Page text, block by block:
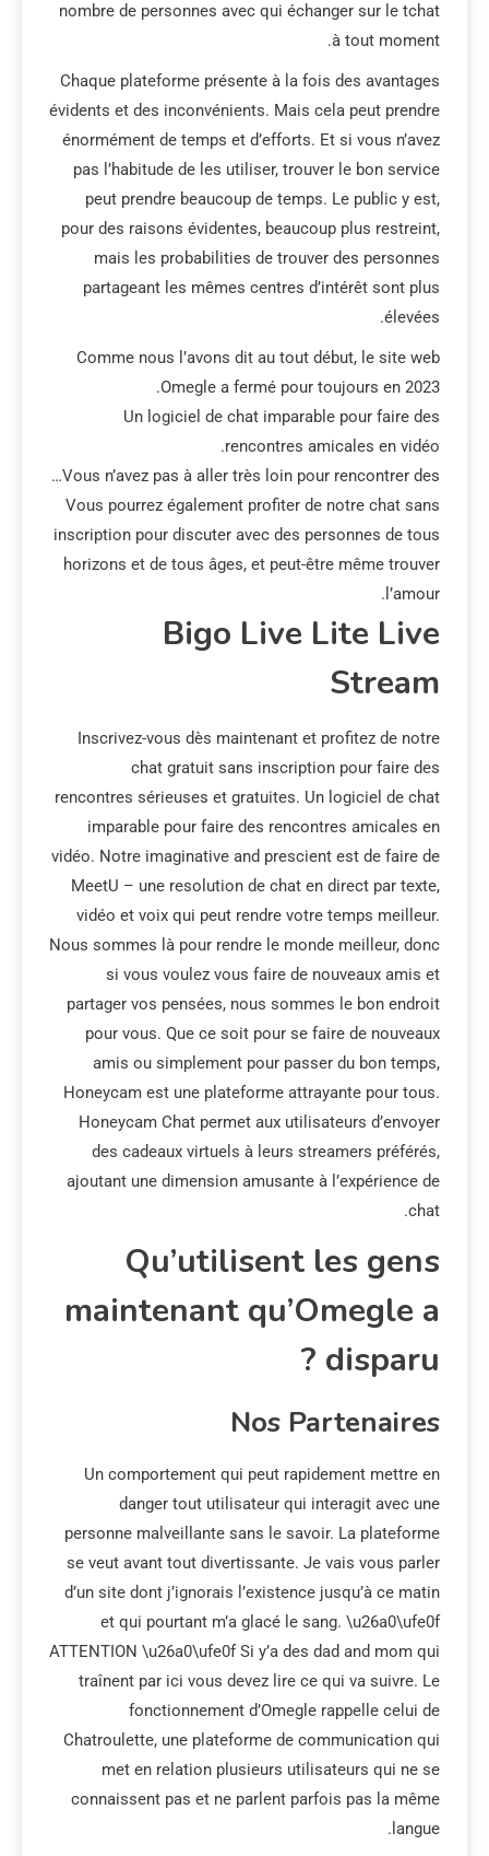
nombre de personnes avec qui échanger sur le tchat
à tout moment.
Chaque plateforme présente à la fois des avantages
évidents et des inconvénients. Mais cela peut prendre
énormément de temps et d’efforts. Et si vous n’avez
pas l’habitude de les utiliser, trouver le bon service
peut prendre beaucoup de temps. Le public y est,
pour des raisons évidentes, beaucoup plus restreint,
mais les probabilities de trouver des personnes
partageant les mêmes centres d’intérêt sont plus
élevées.
Comme nous l’avons dit au tout début, le site web
Omegle a fermé pour toujours en 2023.
Un logiciel de chat imparable pour faire des
rencontres amicales en vidéo.
Vous n’avez pas à aller très loin pour rencontrer des…
Vous pourrez également profiter de notre chat sans
inscription pour discuter avec des personnes de tous
horizons et de tous âges, et peut-être même trouver
l’amour.
Bigo Live Lite Live
Stream
Inscrivez-vous dès maintenant et profitez de notre
chat gratuit sans inscription pour faire des
rencontres sérieuses et gratuites. Un logiciel de chat
imparable pour faire des rencontres amicales en
vidéo. Notre imaginative and prescient est de faire de
MeetU – une resolution de chat en direct par texte,
vidéo et voix qui peut rendre votre temps meilleur.
Nous sommes là pour rendre le monde meilleur, donc
si vous voulez vous faire de nouveaux amis et
partager vos pensées, nous sommes le bon endroit
pour vous. Que ce soit pour se faire de nouveaux
amis ou simplement pour passer du bon temps,
Honeycam est une plateforme attrayante pour tous.
Honeycam Chat permet aux utilisateurs d’envoyer
des cadeaux virtuels à leurs streamers préférés,
ajoutant une dimension amusante à l’expérience de
chat.
Qu’utilisent les gens
maintenant qu’Omegle a
disparu ?
Nos Partenaires
Un comportement qui peut rapidement mettre en
danger tout utilisateur qui interagit avec une
personne malveillante sans le savoir. La plateforme
se veut avant tout divertissante. Je vais vous parler
d’un site dont j’ignorais l’existence jusqu’à ce matin
et qui pourtant m’a glacé le sang. \u26a0\ufe0f
ATTENTION \u26a0\ufe0f Si y’a des dad and mom qui
traînent par ici vous devez lire ce qui va suivre. Le
fonctionnement d’Omegle rappelle celui de
Chatroulette, une plateforme de communication qui
met en relation plusieurs utilisateurs qui ne se
connaissent pas et ne parlent parfois pas la même
langue.